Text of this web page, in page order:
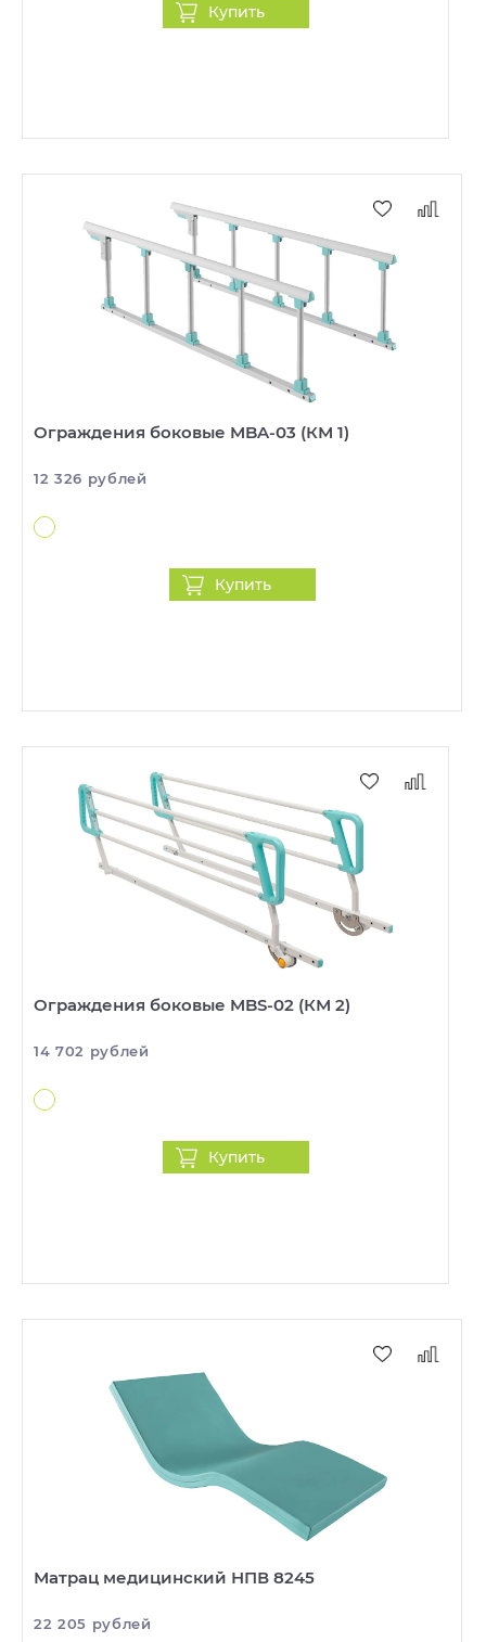
Купить
Ограждения боковые MBA-03 (КМ 1)
12 326 рублей
Купить
Ограждения боковые MBS-02 (КМ 2)
14 702 рублей
Купить
Матрац медицинский НПВ 8245
22 205 рублей